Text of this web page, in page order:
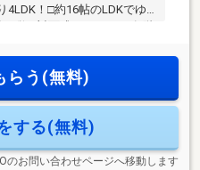
4LDK！□約16帖のLDKでゆ
弾む対面式キッチン♪□各階
心♪□食器洗い乾燥機付きで
ス1台分♪＞■前面道路幅員約
勤通学に便利♪＞□JR奈良線
■南城陽中学校 地域！ 青
らう(無料)
する(無料)
のお問い合わせページへ移動します